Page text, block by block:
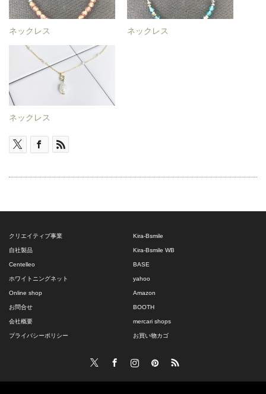
ネックレス ネックレス
ネックレス
クリエイティブ事業
自社製品
Centelleo
ホワイトニングネット
Online shop
お問合せ
会社概要
プライバシーポリシー
Kira-Bsmile
Kira-Bsmile WB
BASE
yahoo
Amazon
BOOTH
mercari shops
お買い物カゴ
InstagramPinterest RSS